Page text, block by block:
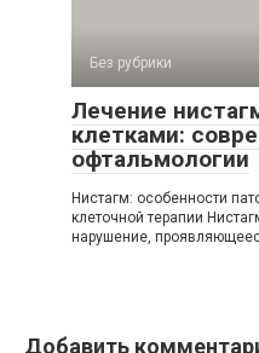
Без рубрики
Лечение
клетками:
офтальмологии
Нистагм: особенности
клеточной терапии
нарушение,
Добавить